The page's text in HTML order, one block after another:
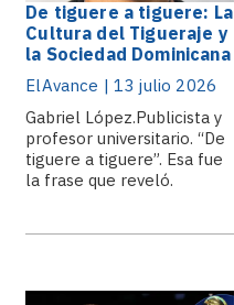
De tiguere a tiguere: La
Cultura del Tigueraje y
la Sociedad Dominicana
ElAvance | 13 julio 2026
Gabriel López.Publicista y
profesor universitario. “De
tiguere a tiguere”. Esa fue
la frase que reveló.